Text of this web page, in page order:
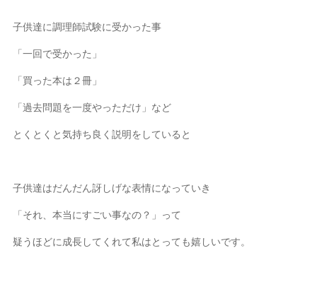
子供達に調理師試験に受かった事
「一回で受かった」
「買った本は２冊」
「過去問題を一度やっただけ」など
とくとくと気持ち良く説明をしていると
子供達はだんだん訝しげな表情になっていき
「それ、本当にすごい事なの？」って
疑うほどに成長してくれて私はとっても嬉しいです。